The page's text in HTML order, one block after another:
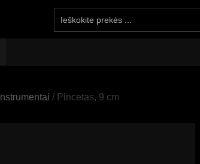
PRADŽIA APIE HIDROMEDICA
Instrumentai / Pincetas, 9 cm